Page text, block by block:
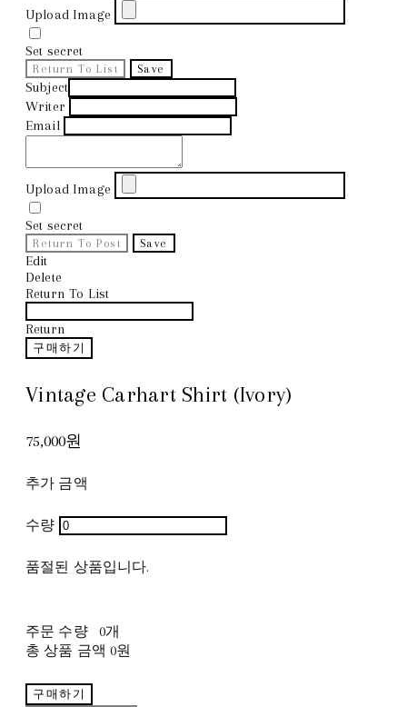
Upload Image
Set secret
Return To List Save
Subject
Writer
Email
Upload Image
Set secret
Return To Post Save
Edit
Delete
Return To List
Return
구매하기
Vintage Carhart Shirt (Ivory)
75,000원
추가 금액
수량
품절된 상품입니다.
주문 수량
0개
총 상품 금액 0원
구매하기